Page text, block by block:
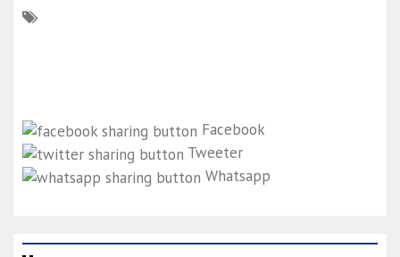
Facebook
Tweeter
Whatsapp